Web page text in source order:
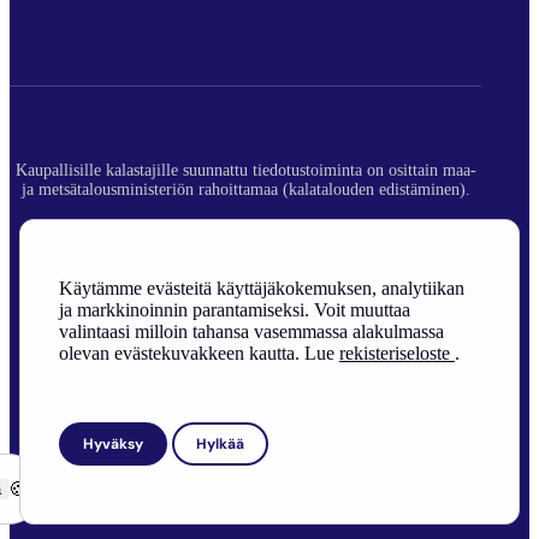
Käytämme evästeitä käyttäjäkokemuksen, analytiikan
ja markkinoinnin parantamiseksi. Voit muuttaa
valintaasi milloin tahansa vasemmassa alakulmassa
olevan evästekuvakkeen kautta. Lue rekisteriseloste .
Hyväksy Hylkää
Kaupallisille kalastajille suunnattu tiedotustoiminta on osittain maa-
ja metsätalousministeriön rahoittamaa (kalatalouden edistäminen).
Rekisteriseloste
Sivuston toteutus